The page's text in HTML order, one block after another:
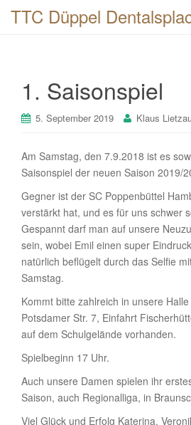
TTC Düppel
1. Saisonspiel
5. September 2019 Klaus
Am Samstag, den 7.9.2018 ist es
Saisonspiel der neuen Saison 2019/
Gegner ist der SC Poppenbüttel
verstärkt hat, und es für uns schwer
Gespannt darf man auf unsere
sein, wobei Emil einen super
natürlich beflügelt durch das Selfie
Samstag.
Kommt bitte zahlreich in unsere
Potsdamer Str. 7, Einfahrt
auf dem Schulgelände vorhanden.
Spielbeginn 17 Uhr.
Auch unsere Damen spielen ihr
Saison, auch Regionalliga, in
Viel Glück und Erfolg Katerina,